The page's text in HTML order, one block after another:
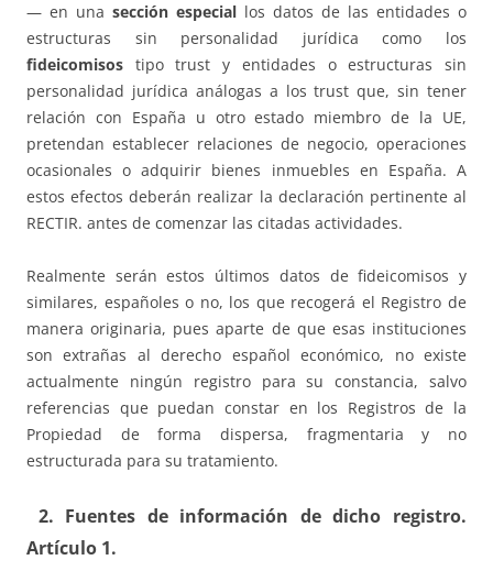
— en una sección especial los datos de las entidades o
estructuras sin personalidad jurídica como los
fideicomisos tipo trust y entidades o estructuras sin
personalidad jurídica análogas a los trust que, sin tener
relación con España u otro estado miembro de la UE,
pretendan establecer relaciones de negocio, operaciones
ocasionales o adquirir bienes inmuebles en España. A
estos efectos deberán realizar la declaración pertinente al
RECTIR. antes de comenzar las citadas actividades.
Realmente serán estos últimos datos de fideicomisos y
similares, españoles o no, los que recogerá el Registro de
manera originaria, pues aparte de que esas instituciones
son extrañas al derecho español económico, no existe
actualmente ningún registro para su constancia, salvo
referencias que puedan constar en los Registros de la
Propiedad de forma dispersa, fragmentaria y no
estructurada para su tratamiento.
2. Fuentes de información de dicho registro.
Artículo 1.